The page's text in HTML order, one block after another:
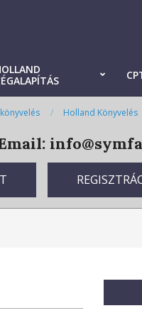
Holland Könyvelés